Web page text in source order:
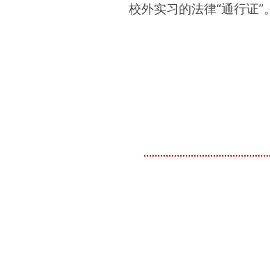
校外实习的法律“通行证”。